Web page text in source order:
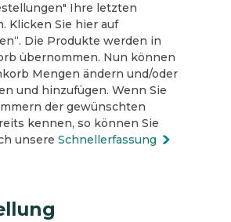
Ihre letzten
Klicken Sie hier auf
Die Produkte werden in
übernommen. Nun können
Mengen ändern und/oder
und hinzufügen. Wenn Sie
der gewünschten
kennen, so können Sie
unsere Schnellerfassung